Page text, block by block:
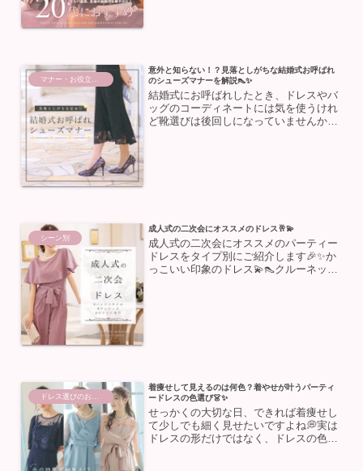
意外と知らない！？見落としがちな結婚式お呼ばれ
のシューズマナーを解説👠✨
結婚式にお呼ばれしたとき、ドレスやバ
ッグのコーディネートには気を使うけれ
ど靴選びは後回しになっていませんか？
シーン別
成人式の二次会にオススメのドレス🥂💫
成人式の二次会にオススメのパーティー
ドレスをタイプ別にご紹介します🎉✨か
っこいい印象のドレス💫👠クルーネック
ドレス選びのお助け
着痩せして見えるのは何色？着やせが叶うパーティ
ードレスの色選び👗✨
せっかくの大切な日、できれば着痩せし
て少しでも細く見せたいですよね💭実は
ドレスの形だけではなく、ドレスの色選